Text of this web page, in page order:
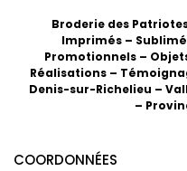
Broderie des
Imprimés –
Promotionnels –
Réalisations –
Denis-sur-Richelieu –
–
COORDONNÉES